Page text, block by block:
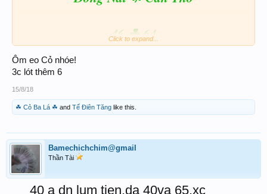
46 ☘ 64
☘ ☘ ☘
Xin gởi lời chúc đến BQT - Admin - Smod và toàn
thể ACE một ngày thứ tưthật nhiều MAY MẮN và
Click to expand...
Ôm eo Cỏ nhóe!
3c lót thêm 6
15/8/18
☘ Cỏ Ba Lá ☘ and Tế Điên Tăng like this.
Bamechichchim@gmail
Thần Tài
40 a dn lum tien.da 40va 65.xc